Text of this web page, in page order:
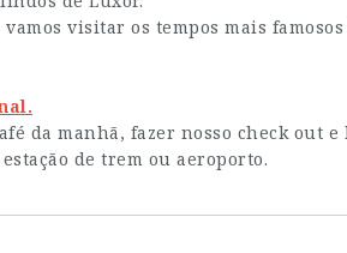
visitar os tempos mais
da manhã, fazer nosso check out e
de trem ou aeroporto.